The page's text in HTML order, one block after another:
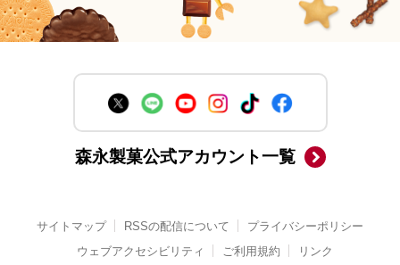
森永製菓公式アカウント一覧
サイトマップ RSSの配信について
プライバシーポリシー
ウェブアクセシビリティ
ご利用規約 リンク